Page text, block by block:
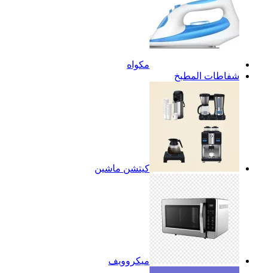
مكواه
شفاطات المطبخ
كيتشن ماشين
ميكروويف